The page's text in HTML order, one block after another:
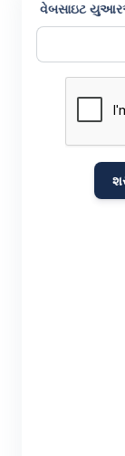
વેબસાઇટ